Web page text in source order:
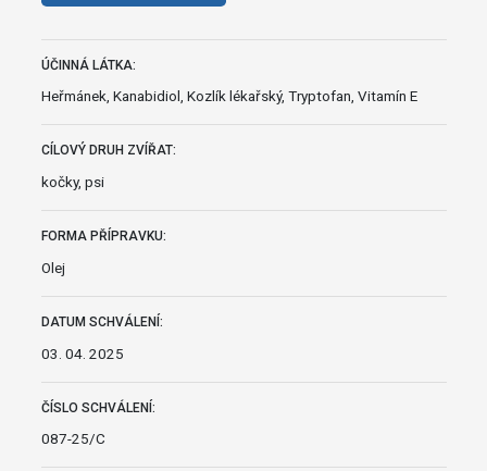
ÚČINNÁ LÁTKA:
Heřmánek, Kanabidiol, Kozlík lékařský, Tryptofan, Vitamín E
CÍLOVÝ DRUH ZVÍŘAT:
kočky, psi
FORMA PŘÍPRAVKU:
Olej
DATUM SCHVÁLENÍ:
03. 04. 2025
ČÍSLO SCHVÁLENÍ:
087-25/C